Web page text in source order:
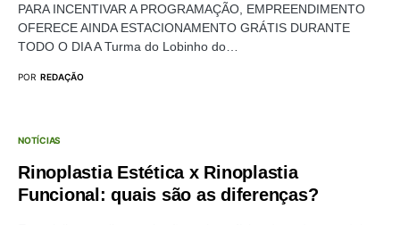
PARA INCENTIVAR A PROGRAMAÇÃO, EMPREENDIMENTO
OFERECE AINDA ESTACIONAMENTO GRÁTIS DURANTE
TODO O DIA A Turma do Lobinho do…
POR REDAÇÃO
NOTÍCIAS
Rinoplastia Estética x Rinoplastia
Funcional: quais são as diferenças?